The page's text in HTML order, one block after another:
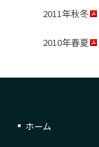
2011年秋冬
2010年春夏
ホーム